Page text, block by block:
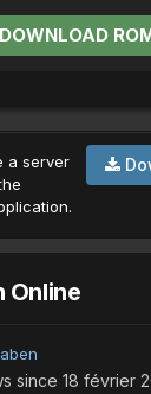
a server
Online
since 18 février